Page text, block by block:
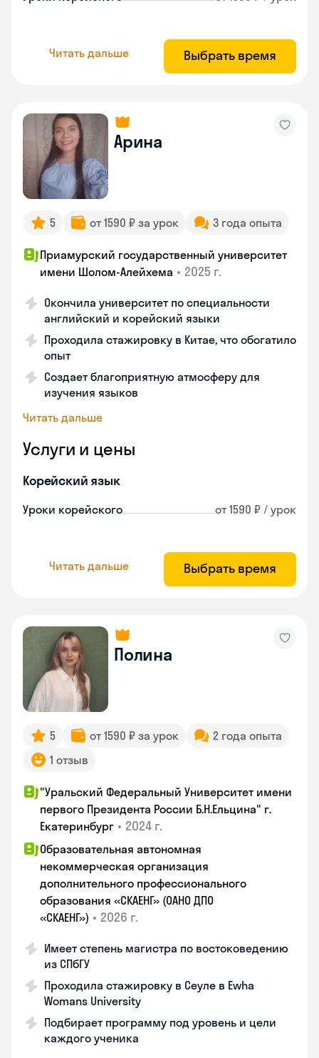
Читать дальше Выбрать время
Арина
5 от 1590 ₽ за урок 3 года опыта
Приамурский государственный университет
имени Шолом-Алейхема • 2025 г.
Окончила университет по специальности
английский и корейский языки
Проходила стажировку в Китае, что обогатило
опыт
Создает благоприятную атмосферу для
изучения языков
Читать дальше
Услуги и цены
Корейский язык
Уроки корейского от 1590 ₽ / урок
Читать дальше Выбрать время
Полина
5 от 1590 ₽ за урок
2 года опыта
1 отзыв
"Уральский Федеральный Университет имени
первого Президента России Б.Н.Ельцина" г.
Екатеринбург • 2024 г.
Образовательная автономная
некоммерческая организация
дополнительного профессионального
образования «СКАЕНГ» (ОАНО ДПО
«СКАЕНГ») • 2026 г.
Имеет степень магистра по востоковедению
из СПбГУ
Проходила стажировку в Сеуле в Ewha
Womans University
Подбирает программу под уровень и цели
каждого ученика